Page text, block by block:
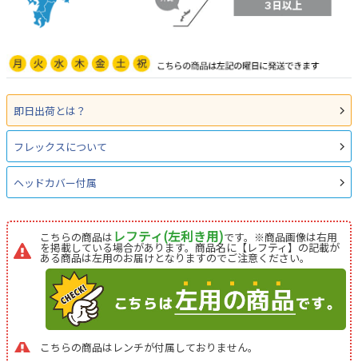
即日出荷とは？
フレックスについて
ヘッドカバー付属
こちらの商品は レフティ(左利き用)です。※商品画像は右用
を掲載している場合があります。商品名に【レフティ】の記載が
ある商品は左用のお届けとなりますのでご注意ください。
こちらの商品はレンチが付属しておりません。